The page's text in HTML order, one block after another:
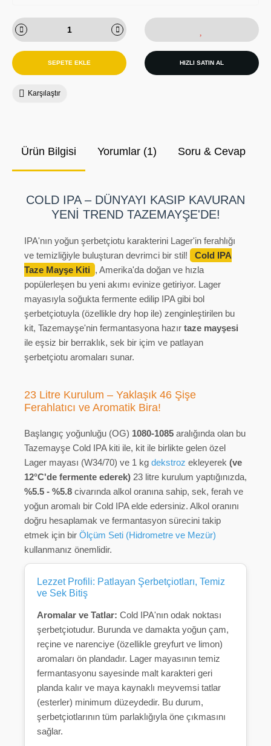
SEPETE EKLE HIZLI SATIN AL
Karşılaştır
Ürün Bilgisi Yorumlar (1) Soru & Cevap
COLD IPA – DÜNYAYI KASIP KAVURAN
YENİ TREND TAZEMAYŞE'DE!
IPA'nın yoğun şerbetçiotu karakterini Lager'in ferahlığı
ve temizliğiyle buluşturan devrimci bir stil!
Cold IPA
Taze Mayşe Kiti , Amerika'da doğan ve hızla
popülerleşen bu yeni akımı evinize getiriyor. Lager
mayasıyla soğukta fermente edilip IPA gibi bol
şerbetçiotuyla (özellikle dry hop ile) zenginleştirilen bu
kit, Tazemayşe'nin fermantasyona hazır taze mayşesi
ile eşsiz bir berraklık, sek bir içim ve patlayan
şerbetçiotu aromaları sunar.
23 Litre Kurulum – Yaklaşık 46 Şişe
Ferahlatıcı ve Aromatik Bira!
Başlangıç yoğunluğu (OG) 1080-1085 aralığında olan bu
Tazemayşe Cold IPA kiti ile, kit ile birlikte gelen özel
Lager mayası (W34/70) ve 1 kg dekstroz ekleyerek (ve
12°C'de fermente ederek) 23 litre kurulum yaptığınızda,
%5.5 - %5.8 civarında alkol oranına sahip, sek, ferah ve
yoğun aromalı bir Cold IPA elde edersiniz. Alkol oranını
doğru hesaplamak ve fermantasyon sürecini takip
etmek için bir Ölçüm Seti (Hidrometre ve Mezür)
kullanmanız önemlidir.
Lezzet Profili: Patlayan Şerbetçiotları, Temiz
ve Sek Bitiş
Aromalar ve Tatlar: Cold IPA'nın odak noktası
şerbetçiotudur. Burunda ve damakta yoğun çam,
reçine ve narenciye (özellikle greyfurt ve limon)
aromaları ön plandadır. Lager mayasının temiz
fermantasyonu sayesinde malt karakteri geri
planda kalır ve maya kaynaklı meyvemsi tatlar
(esterler) minimum düzeydedir. Bu durum,
şerbetçiotlarının tüm parlaklığıyla öne çıkmasını
sağlar.